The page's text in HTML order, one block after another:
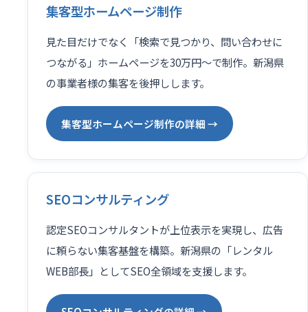
集客型ホームページ制作
見た目だけでなく「検索で見つかり、問い合わせに
つながる」ホームページを30万円〜で制作。新潟県
の事業者様の集客を後押しします。
集客型ホームページ制作の詳細 →
SEOコンサルティング
認定SEOコンサルタントが上位表示を実現し、広告
に頼らない集客基盤を構築。新潟県の「レンタル
WEB部長」としてSEO全領域を支援します。